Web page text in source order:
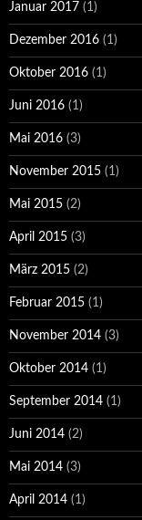
Januar 2017 (1)
Dezember 2016 (1)
Oktober 2016 (1)
Juni 2016 (1)
Mai 2016 (3)
November 2015 (1)
Mai 2015 (2)
April 2015 (3)
März 2015 (2)
Februar 2015 (1)
November 2014 (3)
Oktober 2014 (1)
September 2014 (1)
Juni 2014 (2)
Mai 2014 (3)
April 2014 (1)